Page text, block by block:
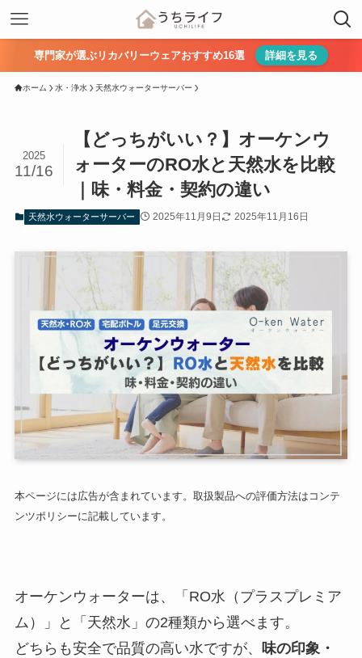
専門家が選ぶリカバリーウェアおすすめ16選 詳細を見る
ホーム 水・浄水 天然水ウォーターサーバー
【どっちがいい？】オーケンウ
ォーターのRO水と天然水を比較
｜味・料金・契約の違い
2025
11/16
天然水ウォーターサーバー 2025年11月9日 2025年11月16日
本ページには広告が含まれています。取扱製品への評価方法はコンテ
ンツポリシーに記載しています。
オーケンウォーターは、「RO水（プラスプレミア
ム）」と「天然水」の2種類から選べます。
どちらも安全で品質の高い水ですが、 味の印象・